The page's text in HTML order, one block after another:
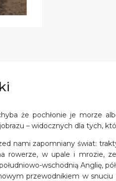
że pochłonie je morze
– widocznych dla tych,
nami zapomniany świat:
rowerze, w upale i mrozie,
wschodnią Anglię,
przewodnikiem w